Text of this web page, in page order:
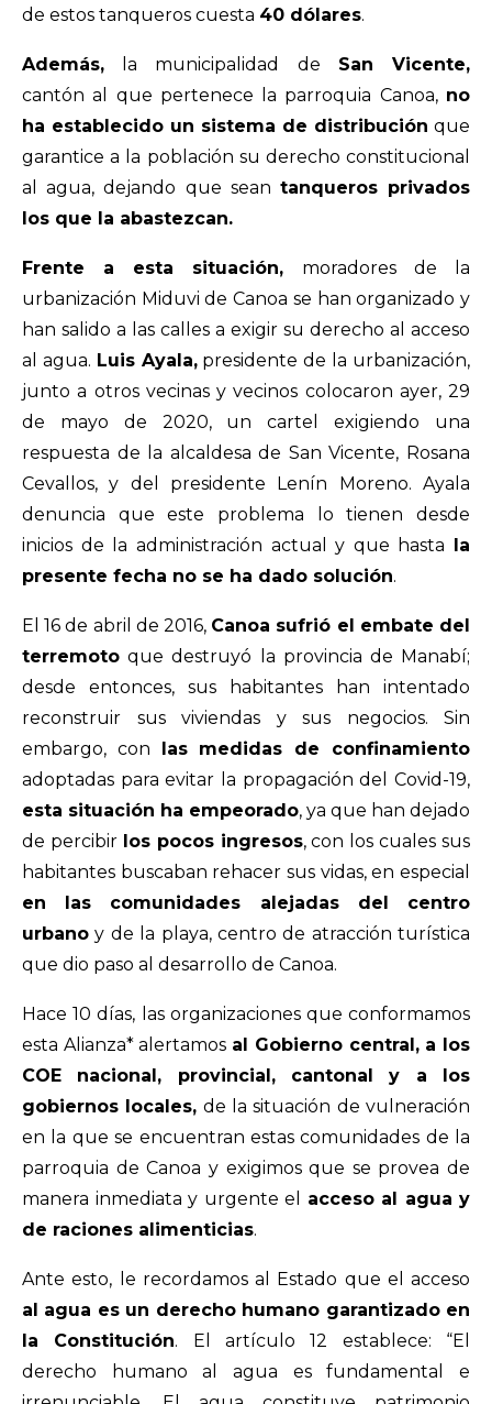
de estos tanqueros cuesta 40 dólares.
Además, la municipalidad de San Vicente,
cantón al que pertenece la parroquia Canoa, no
ha establecido un sistema de distribución que
garantice a la población su derecho constitucional
al agua, dejando que sean tanqueros privados
los que la abastezcan.
Frente a esta situación, moradores de la
urbanización Miduvi de Canoa se han organizado y
han salido a las calles a exigir su derecho al acceso
al agua. Luis Ayala,presidente de la urbanización,
junto a otros vecinas y vecinos colocaron ayer, 29
de mayo de 2020, un cartel exigiendo una
respuesta de la alcaldesa de San Vicente, Rosana
Cevallos, y del presidente Lenín Moreno. Ayala
denuncia que este problema lo tienen desde
inicios de la administración actual y que hasta la
presente fecha no se ha dado solución.
El 16 de abril de 2016, Canoa sufrió el embate del
terremoto que destruyó la provincia de Manabí;
desde entonces, sus habitantes han intentado
reconstruir sus viviendas y sus negocios. Sin
embargo, con las medidas de confinamiento
adoptadas para evitar la propagación del Covid-19,
esta situación ha empeorado, ya que han dejado
de percibir los pocos ingresos, con los cuales sus
habitantes buscaban rehacer sus vidas, en especial
en las comunidades alejadas del centro
urbano y de la playa, centro de atracción turística
que dio paso al desarrollo de Canoa.
Hace 10 días, las organizaciones que conformamos
esta Alianza* alertamos al Gobierno central, a los
COE nacional, provincial, cantonal y a los
gobiernos locales, de la situación de vulneración
en la que se encuentran estas comunidades de la
parroquia de Canoa y exigimos que se provea de
manera inmediata y urgente el acceso al agua y
de raciones alimenticias.
Ante esto, le recordamos al Estado que el acceso
al agua es un derecho humano garantizado en
la Constitución. El artículo 12 establece: “El
derecho humano al agua es fundamental e